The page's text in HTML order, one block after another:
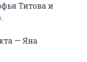
Титова и
— Яна